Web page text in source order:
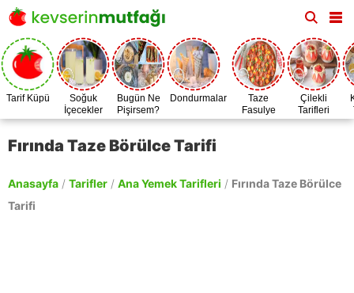
Tarif Küpü
Soğuk
İçecekler
Bugün Ne
Pişirsem?
Dondurmalar
Taze
Fasulye
Zamanı
Çilekli
Tarifleri
Fırında Taze Börülce Tarifi
Anasayfa / Tarifler / Ana Yemek Tarifleri / Fırında Taze Börülce
Tarifi